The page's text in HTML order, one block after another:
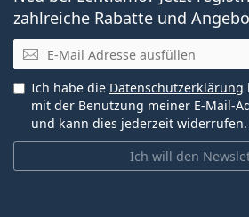
zahlreiche Rabatte und
E-Mail
Ich will den
Ich habe die Datenschutzerklärung
mit der Benutzung meiner E-Mail-
und kann dies jederzeit widerrufen.